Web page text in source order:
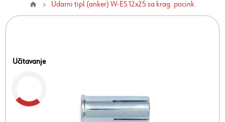
Udarni tipl (anker) W-ES 12x25 sa krag. pocink.
Učitavanje